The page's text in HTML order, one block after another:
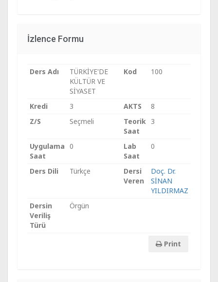
İzlence Formu
Ders Adı
TÜRKİYE'DE
KÜLTÜR VE
SİYASET
Kod 100
Kredi 3 AKTS
8
Z/S
Seçmeli
Teorik
Saat
3
Uygulama
Saat
0
Lab
Saat
0
Ders Dili Türkçe
Dersi
Veren
Doç. Dr.
SİNAN
YILDIRMAZ
Dersin
Veriliş
Türü
Örgün
Print